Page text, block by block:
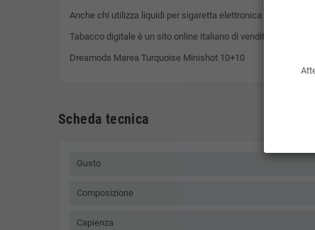
Anche chi utilizza liquidi per sigaretta elettronica 70/30, per
Tabacco digitale è un sito online italiano di vendita di
Dreamods Marea Turquoise Minishot 10+10
Scheda tecnica
Gusto
Composizione
Capienza